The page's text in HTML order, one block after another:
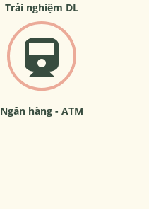
Trải nghiệm DL
Ngân hàng - ATM